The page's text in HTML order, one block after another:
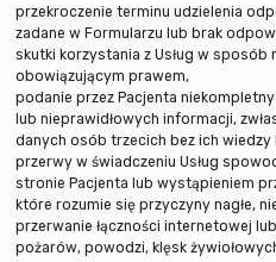
przekroczenie terminu udzielenia
zadane w Formularzu lub brak
skutki korzystania z Usług w sposób
obowiązującym prawem,
podanie przez Pacjenta
lub nieprawidłowych informacji,
danych osób trzecich bez ich wiedzy
przerwy w świadczeniu Usług
stronie Pacjenta lub wystąpieniem
które rozumie się przyczyny nagłe,
przerwanie łączności internetowej
pożarów, powodzi, klęsk